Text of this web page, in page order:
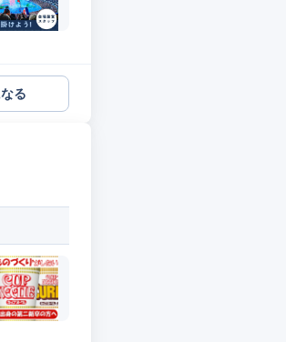
る